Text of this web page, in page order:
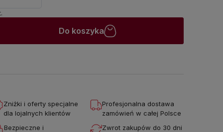
Do koszyka
Zniżki i oferty specjalne
dla lojalnych klientów
Profesjonalna dostawa
zamówień w całej Polsce
Bezpieczne i
Zwrot zakupów do 30 dni